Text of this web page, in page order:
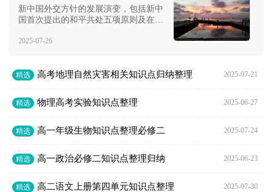
新中国外交方针的发展演变，包括新中
国首次提出的和平共处五项原则及在国
述了美国外交政策的调整及世界政治格
古代到现代的外交和政治变革的角度对
2025-07-26
精选 2025-07-21
高考地理自然灾害相关知识点归纳整理
精选 2025-06-27
物理高考实验知识点整理
精选 2025-07-24
高一年级生物知识点整理必修二
精选 2025-06-23
高一政治必修二知识点整理归纳
精选 2025-07-30
高二语文上册第四单元知识点整理